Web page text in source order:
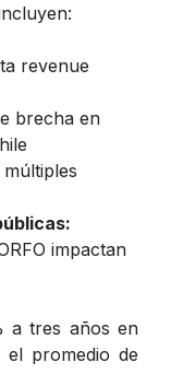
revenue
brecha en
múltiples
impactan
a tres años en
promedio de